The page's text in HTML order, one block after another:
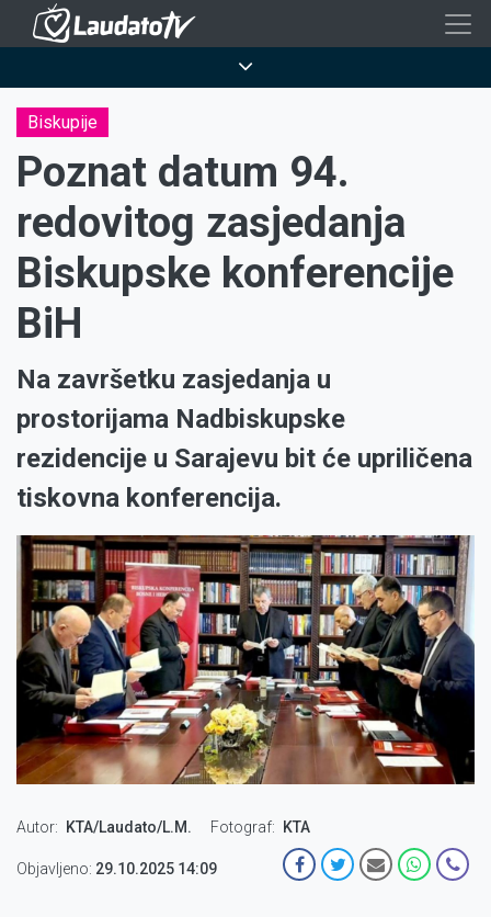
Skoči
sadržaj
Biskupije
Poznat datum 94.
redovitog zasjedanja
Biskupske konferencije
BiH
Na završetku zasjedanja u
prostorijama Nadbiskupske
rezidencije u Sarajevu bit će upriličena
tiskovna konferencija.
Autor KTA/Laudato/L.M. Fotograf KTA
Objavljeno: 29.10.2025 14:09